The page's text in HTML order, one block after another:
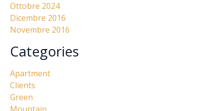
Ottobre 2024
Dicembre 2016
Novembre 2016
Categories
Apartment
Clients
Green
Mountain